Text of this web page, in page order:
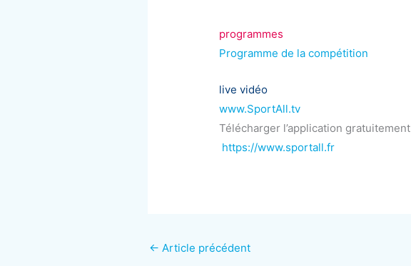
programmes
Programme de la compétition
live vidéo
www.SportAll.tv
Télécharger l’application gratuitement
https://www.sportall.fr
← Article précédent